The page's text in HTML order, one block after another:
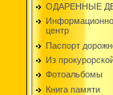
ОДАРЕННЫЕ
центр
Паспорт
Из
Фотоальбомы
Книга памяти